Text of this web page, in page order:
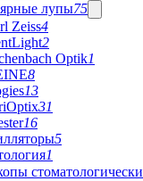
лупы75
Zeiss4
2
Optik1
8
13
31
16
5
1